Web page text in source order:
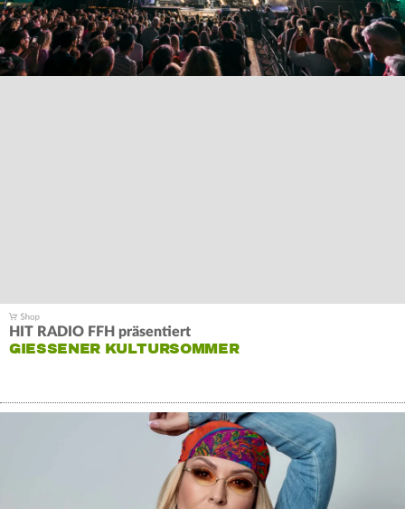
HIT RADIO FFH präsentiert
GIESSENER KULTURSOMMER